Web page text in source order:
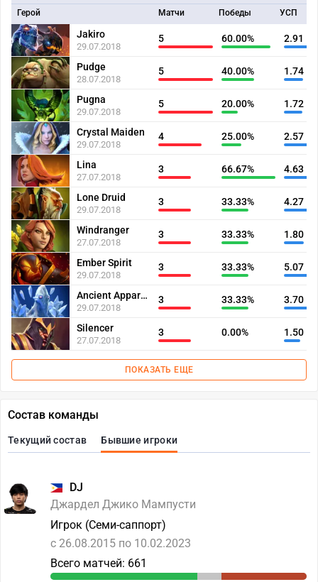
Герой Матчи Победы УСП
Jakiro
29.07.2018
5 60.00% 2.91
Pudge
28.07.2018
5 40.00% 1.74
Pugna
29.07.2018
5 20.00% 1.72
Crystal Maiden
29.07.2018
4 25.00% 2.57
Lina
27.07.2018
3 66.67% 4.63
Lone Druid
29.07.2018
3 33.33% 4.27
Windranger
27.07.2018
3 33.33% 1.80
Ember Spirit
29.07.2018
3 33.33% 5.07
Ancient Apparition
29.07.2018
3 33.33% 3.70
Silencer
27.07.2018
3 0.00% 1.50
ПОКАЗАТЬ ЕЩЕ
Состав команды
Текущий состав Бывшие игроки
DJ
Джардел Джико Мампусти
Игрок (Семи-саппорт)
c 26.08.2015 по 10.02.2023
Всего матчей: 661